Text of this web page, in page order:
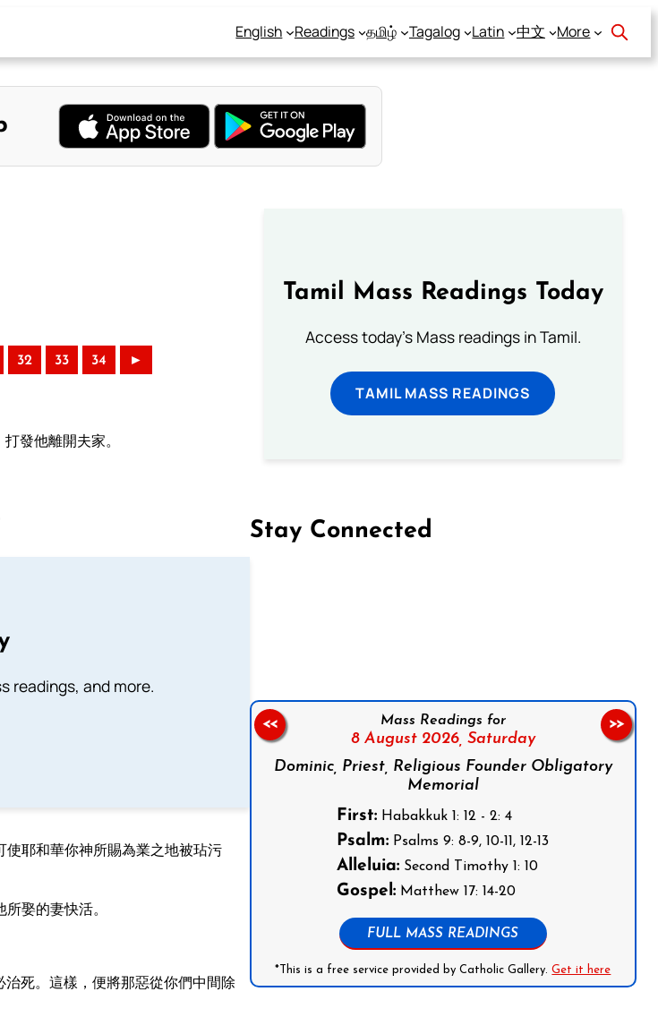
English Readings தமிழ் Tagalog Latin 中文 More
32 33 34 ►
發他離開夫家。
readings, and more.
耶和華你神所賜為業之地被玷污
娶的妻快活。
死。這樣，便將那惡從你們中間除
Tamil Mass Readings Today
Access today's Mass readings in Tamil.
TAMIL MASS READINGS
Stay Connected
Mass Readings for
8 August 2026, Saturday
Dominic, Priest, Religious Founder Obligatory
Memorial
First: Habakkuk 1: 12 - 2: 4
Psalm: Psalms 9: 8-9, 10-11, 12-13
Alleluia: Second Timothy 1: 10
Gospel: Matthew 17: 14-20
FULL MASS READINGS
*This is a free service provided by Catholic Gallery.Get it here
<< >>